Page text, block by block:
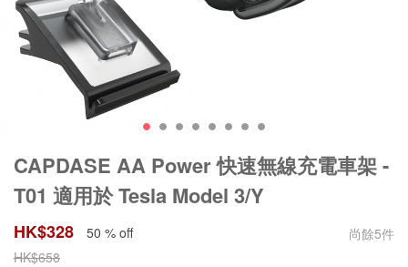
CAPDASE AA Power 快速無線充電車架 -
T01 適用於 Tesla Model 3/Y
HK$328 50 % off 尚餘5件
HK$658